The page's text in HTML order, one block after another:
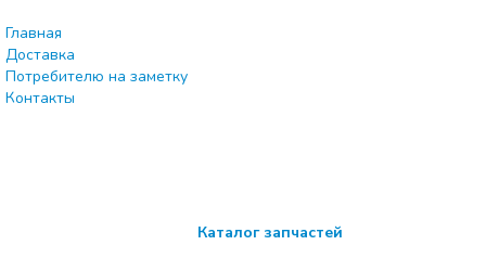
Главная
Доставка
Потребителю на заметку
Контакты
Каталог запчастей